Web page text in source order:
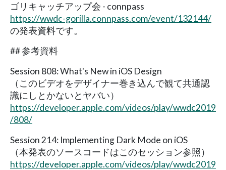
ゴリキャッチアップ会 - connpass
https://wwdc-gorilla.connpass.com/event/132144/
の発表資料です。
## 参考資料
Session 808: What's New in iOS Design
（このビデオをデザイナー巻き込んで観て共通認
識にしとかないとヤバい）
https://developer.apple.com/videos/play/wwdc2019
/808/
Session 214: Implementing Dark Mode on iOS
（本発表のソースコードはこのセッション参照）
https://developer.apple.com/videos/play/wwdc2019